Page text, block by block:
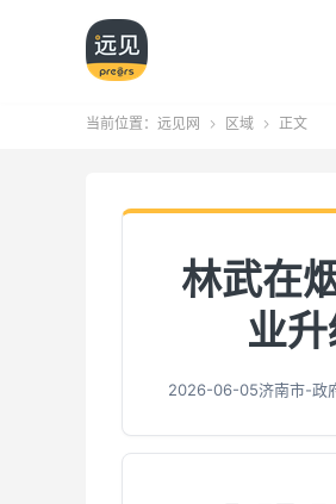
当前位置： 远见网  区域  正文
林武在
业
2026-06-05济南市-政